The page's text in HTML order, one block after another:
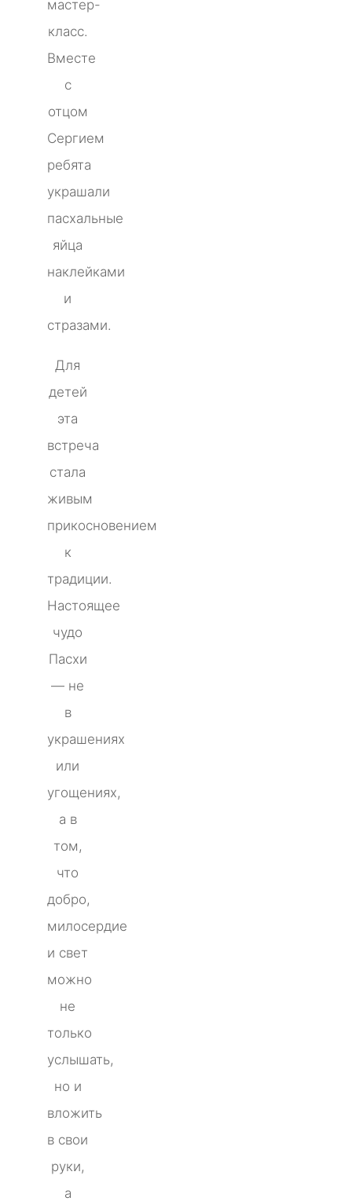
мастер-
класс.
Вместе
с
отцом
Сергием
ребята
украшали
пасхальные
яйца
наклейками
и
стразами.
Для
детей
эта
встреча
стала
живым
прикосновением
к
традиции.
Настоящее
чудо
Пасхи
— не
в
украшениях
или
угощениях,
а в
том,
что
добро,
милосердие
и свет
можно
не
только
услышать,
но и
вложить
в свои
руки,
а